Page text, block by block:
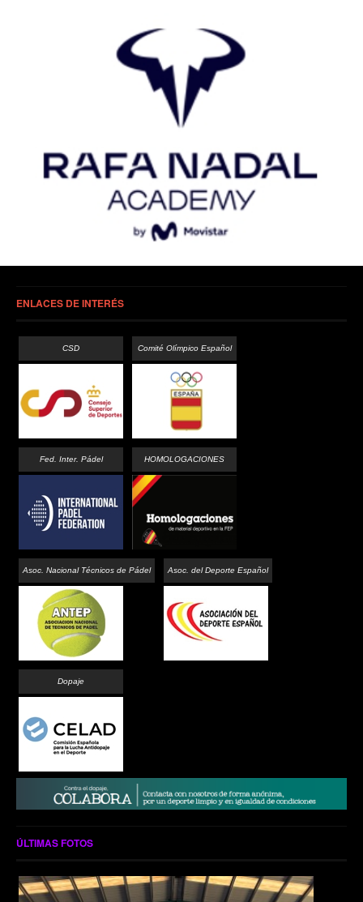
ENLACES DE INTERÉS
CSD Comité Olímpico Español
Fed. Inter. Pádel HOMOLOGACIONES
Asoc. Nacional Técnicos de Pádel Asoc. del Deporte Español
Dopaje
ÚLTIMAS FOTOS